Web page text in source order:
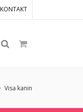
KONTAKT
Visa kanin